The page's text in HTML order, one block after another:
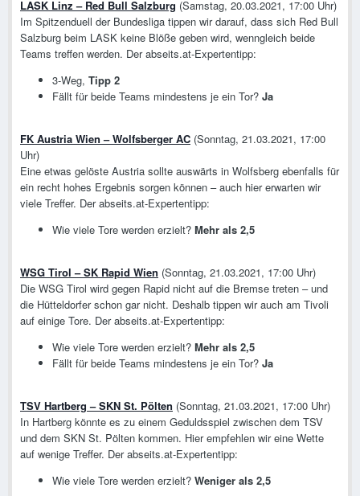
LASK Linz – Red Bull Salzburg (Samstag, 20.03.2021, 17:00 Uhr)
Im Spitzenduell der Bundesliga tippen wir darauf, dass sich Red Bull
Salzburg beim LASK keine Blöße geben wird, wenngleich beide
Teams treffen werden. Der abseits.at-Expertentipp:
3-Weg, Tipp 2
Fällt für beide Teams mindestens je ein Tor? Ja
FK Austria Wien – Wolfsberger AC (Sonntag, 21.03.2021, 17:00
Uhr)
Eine etwas gelöste Austria sollte auswärts in Wolfsberg ebenfalls für
ein recht hohes Ergebnis sorgen können – auch hier erwarten wir
viele Treffer. Der abseits.at-Expertentipp:
Wie viele Tore werden erzielt? Mehr als 2,5
WSG Tirol – SK Rapid Wien (Sonntag, 21.03.2021, 17:00 Uhr)
Die WSG Tirol wird gegen Rapid nicht auf die Bremse treten – und
die Hütteldorfer schon gar nicht. Deshalb tippen wir auch am Tivoli
auf einige Tore. Der abseits.at-Expertentipp:
Wie viele Tore werden erzielt? Mehr als 2,5
Fällt für beide Teams mindestens je ein Tor? Ja
TSV Hartberg – SKN St. Pölten (Sonntag, 21.03.2021, 17:00 Uhr)
In Hartberg könnte es zu einem Geduldsspiel zwischen dem TSV
und dem SKN St. Pölten kommen. Hier empfehlen wir eine Wette
auf wenige Treffer. Der abseits.at-Expertentipp:
Wie viele Tore werden erzielt? Weniger als 2,5